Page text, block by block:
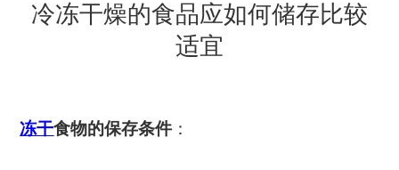
冷冻干燥的食品应如何储存比较
适宜
冻干食物的保存条件 ：